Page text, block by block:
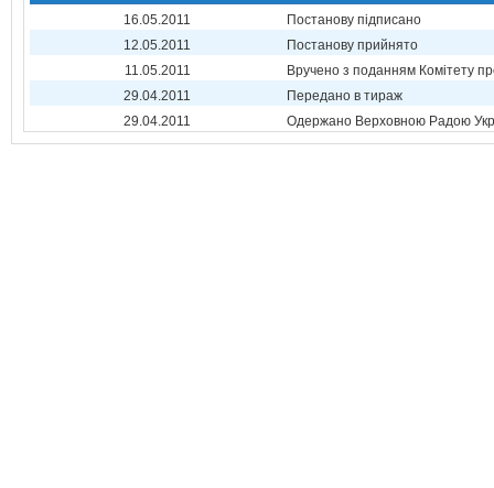
16.05.2011
Постанову підписано
12.05.2011
Постанову прийнято
11.05.2011
Вручено з поданням Комітету
29.04.2011
Передано в тираж
29.04.2011
Одержано Верховною Радою